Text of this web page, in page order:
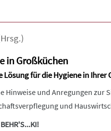
in Großküchen
Lösung für die Hygiene in Ihrer
Hinweise und Anregungen
und